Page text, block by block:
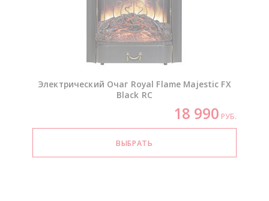
Электрический Очаг Royal Flame Majestic FX
Black RC
18 990 РУБ.